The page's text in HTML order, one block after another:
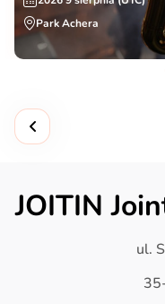
Park Achera
JOITIN
ul.